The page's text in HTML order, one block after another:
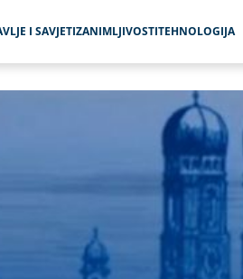
I SAVJETIZANIMLJIVOSTITEHNOLOGIJA